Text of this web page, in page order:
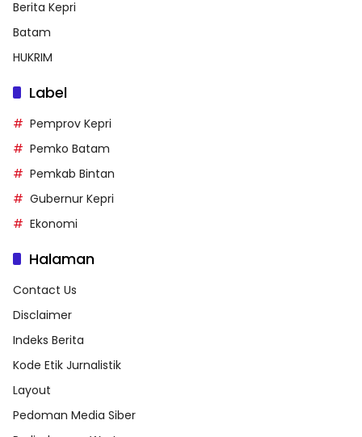
Berita Kepri
Batam
HUKRIM
Label
Pemprov Kepri
Pemko Batam
Pemkab Bintan
Gubernur Kepri
Ekonomi
Halaman
Contact Us
Disclaimer
Indeks Berita
Kode Etik Jurnalistik
Layout
Pedoman Media Siber